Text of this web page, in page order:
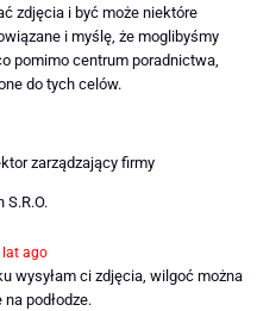
zdjęcia i być może niektóre
i myślę, że moglibyśmy
pomimo centrum poradnictwa,
do tych celów.
zarządzający firmy
lat ago
wysyłam ci zdjęcia, wilgoć można
podłodze.